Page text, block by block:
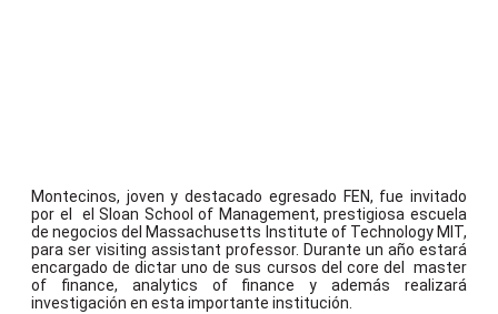
Montecinos, joven y destacado egresado FEN, fue invitado
por el el Sloan School of Management, prestigiosa escuela
de negocios del Massachusetts Institute of Technology MIT,
para ser visiting assistant professor. Durante un año estará
encargado de dictar uno de sus cursos del core del master
of finance, analytics of finance y además realizará
investigación en esta importante institución.